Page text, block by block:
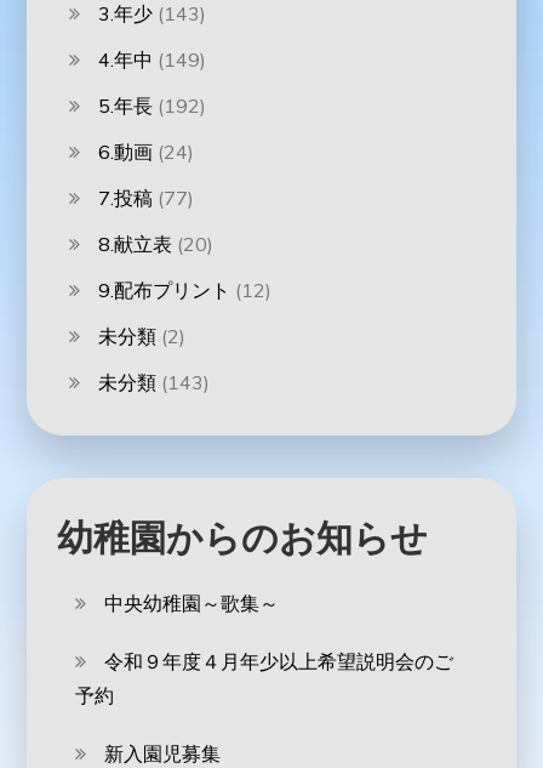
3.年少 (143)
4.年中 (149)
5.年長 (192)
6.動画 (24)
7.投稿 (77)
8.献立表 (20)
9.配布プリント (12)
未分類 (2)
未分類 (143)
幼稚園からのお知らせ
中央幼稚園～歌集～
令和９年度４月年少以上希望説明会のご
予約
新入園児募集